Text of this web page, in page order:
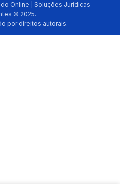
Online | Soluções Jurídicas
© 2025.
por direitos autorais.